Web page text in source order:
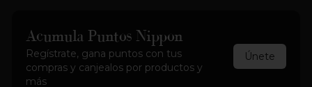
Acumula Puntos Nippon
Regístrate, gana puntos con tus
compras y canjealos por productos y
más
Únete